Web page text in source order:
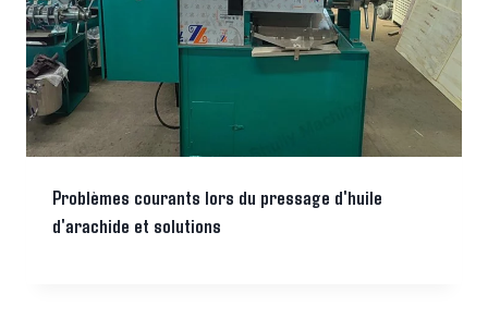
Problèmes courants lors du pressage d'huile
d'arachide et solutions